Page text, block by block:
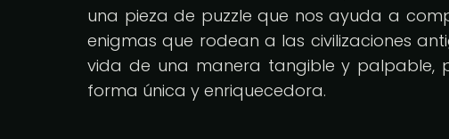
una pieza de puzzle que nos ayuda a
enigmas que rodean a las civilizaciones
vida de una manera tangible y palpable,
forma única y enriquecedora.